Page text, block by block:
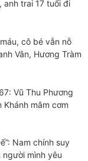
anh trai 17 tuổi đi
cô bé vẫn nỗ
Vân, Hương Tràm
Vũ Thu Phương
Khánh mâm cơm
Nam chính suy
mình yêu